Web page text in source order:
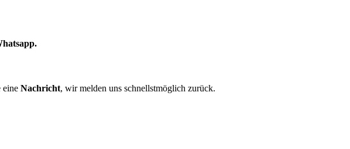
eine Nachricht, wir melden uns schnellstmöglich zurück.